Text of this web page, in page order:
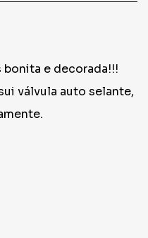
bonita e decorada!!!
válvula auto selante,